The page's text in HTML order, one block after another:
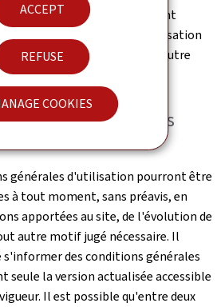
ACCEPT
REFUSE
COOKIES
implicitement ou explicitement
une autorisation d'utilisation
de droits, de propriété ou autre
conditions générales
générales d'utilisation pourront être
à tout moment, sans préavis, en
apportées au site, de l'évolution de
autre motif jugé nécessaire. Il
des conditions générales
la version actualisée accessible
Il est possible qu'entre deux